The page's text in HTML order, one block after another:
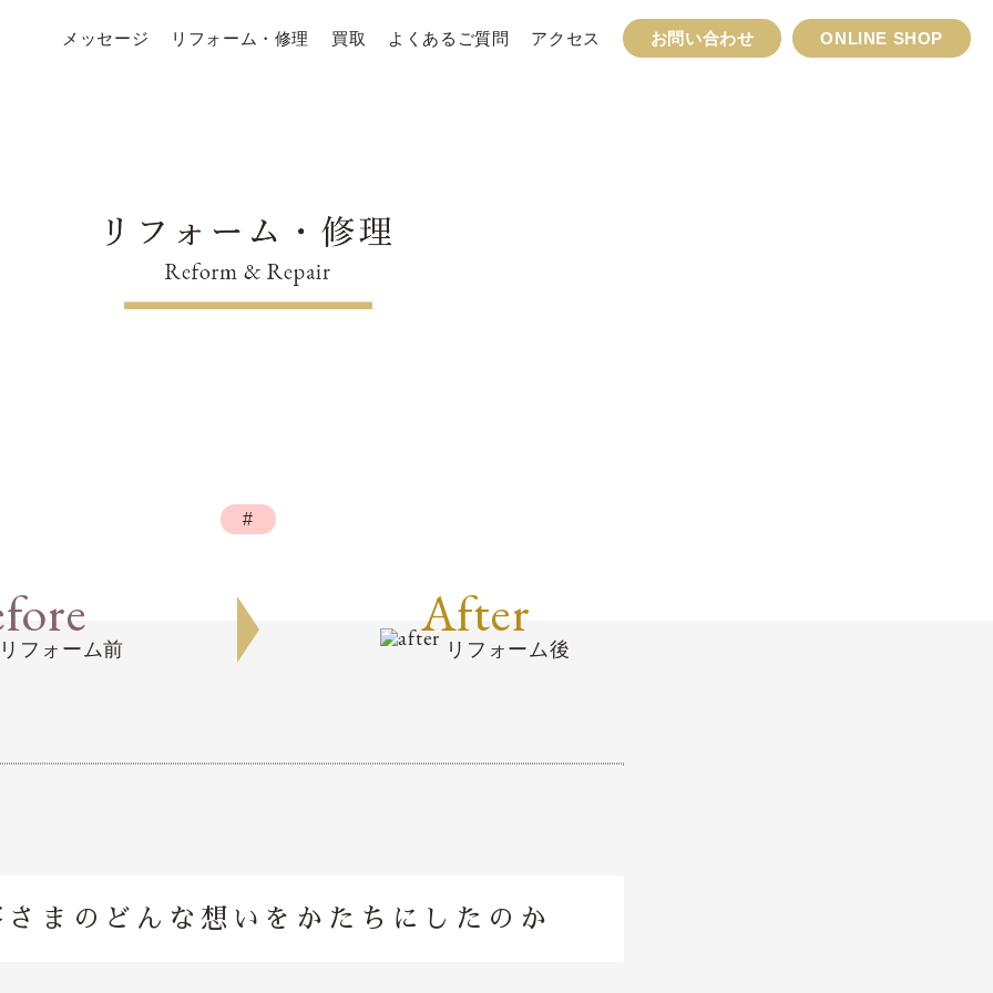
メッセージ リフォーム・修理 買取 よくあるご質問 アクセス お問い合わせ ONLINE SHOP
#
リフォーム前
After
リフォーム後
さまのどんな想いを かたちにしたのか